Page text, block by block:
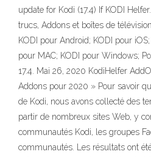
update for Kodi (17.4) If KODI
trucs, Addons et boîtes de
KODI pour Android; KODI pour
pour MAC; KODI pour Windows;
17.4. Mai 26, 2020 KodiHelfer
Addons pour 2020 » Pour savoir
de Kodi, nous avons collecté des
partir de nombreux sites Web, y
communautés Kodi, les groupes
communautés. Les résultats ont